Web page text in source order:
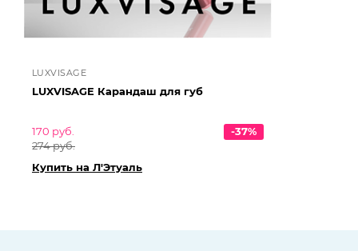
LUXVISAGE
LUXVISAGE Карандаш для губ
170 руб.
274 руб.
-37%
Купить на Л'Этуаль